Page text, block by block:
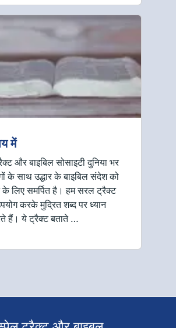
में
और बाइबिल सोसाइटी दुनिया भर
के साथ उद्धार के बाइबिल संदेश को
लिए समर्पित है। हम सरल ट्रैक्ट
करके मुद्रित शब्द पर ध्यान
हैं। ये ट्रैक्ट बताते …